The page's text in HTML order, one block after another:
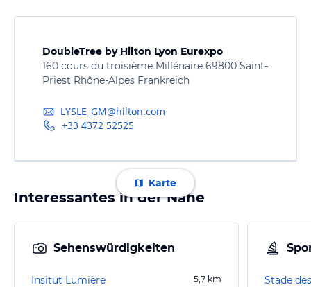
DoubleTree by Hilton Lyon Eurexpo
160 cours du troisième Millénaire 69800 Saint-
Priest Rhône-Alpes Frankreich
LYSLE_GM@hilton.com
+33 4372 52525
Karte
Interessantes in der Nähe
Sehenswürdigkeiten
Insitut Lumière 5,7 km Stade